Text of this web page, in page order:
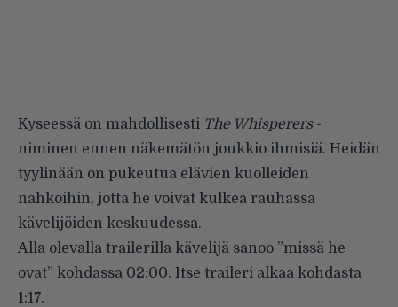
Kyseessä on mahdollisesti The Whisperers-
niminen ennen näkemätön joukkio ihmisiä. Heidän
tyylinään on pukeutua elävien kuolleiden
nahkoihin, jotta he voivat kulkea rauhassa
kävelijöiden keskuudessa.
Alla olevalla trailerilla kävelijä sanoo ”missä he
ovat” kohdassa 02:00. Itse traileri alkaa kohdasta
1:17.